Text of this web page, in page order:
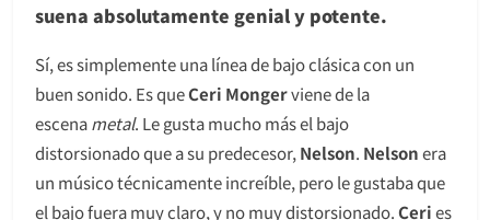
suena absolutamente genial y potente.
Sí, es simplemente una línea de bajo clásica con un
buen sonido. Es queCeri Mongerviene de la
escenametal. Le gusta mucho más el bajo
distorsionado que a su predecesor, Nelson. Nelsonera
un músico técnicamente increíble, pero le gustaba que
el bajo fuera muy claro, y no muy distorsionado.Ceries